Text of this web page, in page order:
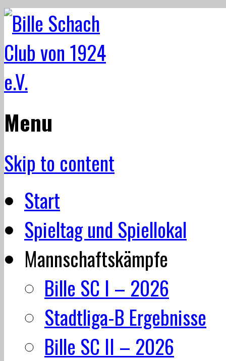
Menu
Skip to content
Start
Spieltag und Spiellokal
Mannschaftskämpfe
Bille SC I – 2026
Stadtliga-B Ergebnisse
Bille SC II – 2026